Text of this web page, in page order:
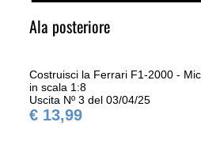
Ala posteriore
Costruisci la Ferrari F1-2000 -
in scala 1:8
Uscita Nº 3 del 03/04/25
€ 13,99